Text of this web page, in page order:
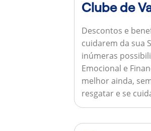
Clube de
Descontos e
cuidarem da sua
inúmeras
Emocional e
melhor ainda,
resgatar e se